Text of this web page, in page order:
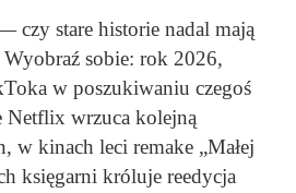
stare historie nadal mają
sobie: rok 2026,
w poszukiwaniu czegoś
Netflix wrzuca kolejną
w kinach leci remake „Małej
księgarni króluje reedycja